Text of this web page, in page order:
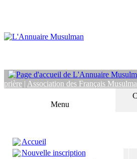
prière | Association des Français
Menu
Accueil
Nouvelle inscription